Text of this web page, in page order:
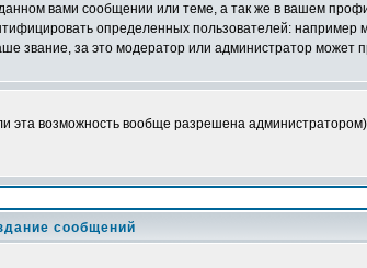
вами сообщении или теме, а так же в вашем
определенных пользователей:
звание, за это модератор или администратор может
возможность вообще разрешена
сообщений